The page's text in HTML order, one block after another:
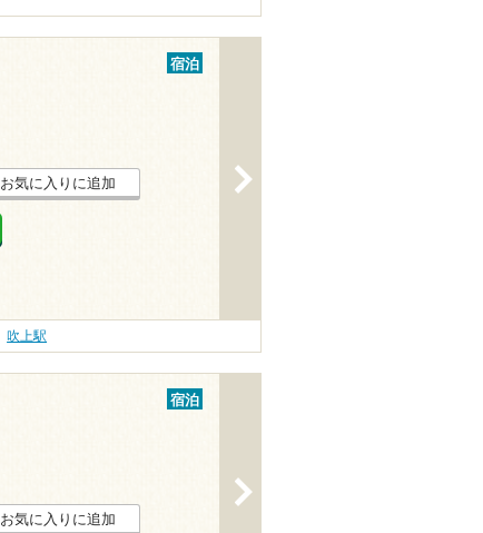
宿泊
お気に入りに追加
吹上駅
宿泊
お気に入りに追加